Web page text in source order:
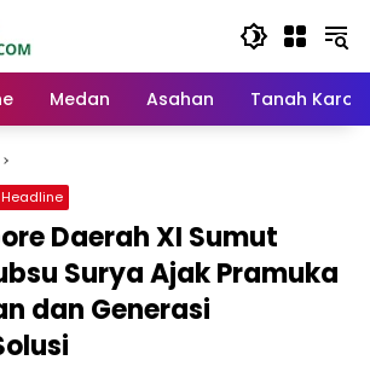
Medan Asahan Tanah Karo
Headline
Daerah XI Sumut
Surya Ajak Pramuka
dan Generasi